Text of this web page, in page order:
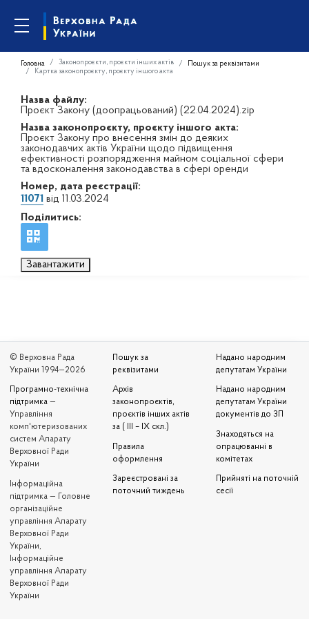
Головна Законопроєкти, проєкти інших актів
Пошук за реквізитами
Картка законопроєкту, проєкту іншого акта
Назва файлу:
Проєкт Закону (доопрацьований) (22.04.2024).zip
Назва законопроєкту, проєкту іншого акта:
Проєкт Закону про внесення змін до деяких
законодавчих актів України щодо підвищення
ефективності розпорядження майном соціальної сфери
та вдосконалення законодавства в сфері оренди
Номер, дата реєстрації:
11071 від 11.03.2024
Поділитись:
Завантажити
© Верховна Рада
України 1994—2026
Програмно-технічна
підтримка —
Управління
комп'ютеризованих
систем Апарату
Верховної Ради
України
Iнформаційна
підтримка — Головне
організаційне
управління Апарату
Верховної Ради
України,
Інформаційне
управління Апарату
Верховної Ради
України
Пошук за
реквізитами
Архів
законопроєктів,
проєктів інших актів
за ( III – IX скл.)
Правила
оформлення
Зареєстровані за
поточний тиждень
Надано народним
депутатам України
Надано народним
депутатам України
документів до ЗП
Знаходяться на
опрацюванні в
комітетах
Прийняті на поточній
сесії